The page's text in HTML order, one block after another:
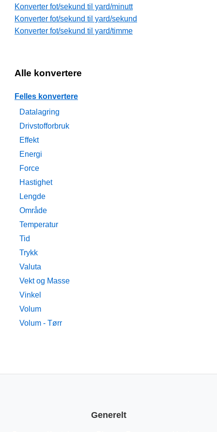
Konverter fot/sekund til yard/minutt
Konverter fot/sekund til yard/sekund
Konverter fot/sekund til yard/timme
Alle konvertere
Felles konvertere
Datalagring
Drivstofforbruk
Effekt
Energi
Force
Hastighet
Lengde
Område
Temperatur
Tid
Trykk
Valuta
Vekt og Masse
Vinkel
Volum
Volum - Tørr
Generelt